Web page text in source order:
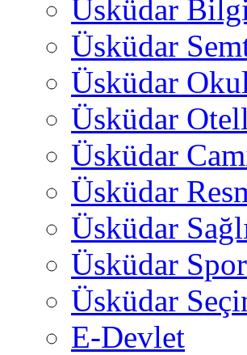
Üsküdar
Üsküdar
Üsküdar
Üsküdar
Üsküdar
Üsküdar
Üsküdar
Üsküdar
Üsküdar
E-Devlet